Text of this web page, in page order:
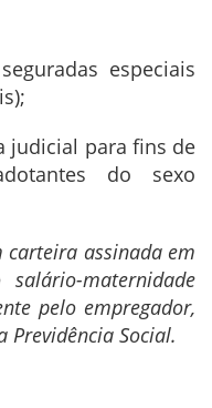
especiais
judicial para fins de
do sexo
assinada em
maternidade
pelo empregador,
Previdência Social.